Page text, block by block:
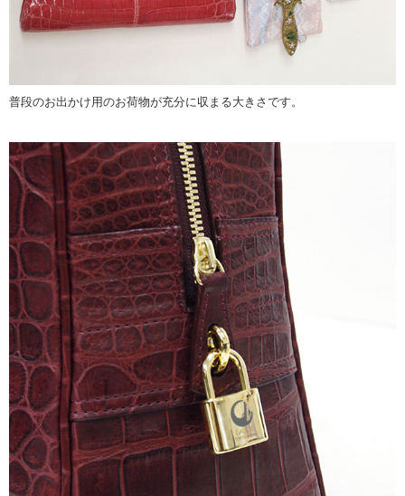
普段のお出かけ用のお荷物が充分に収まる大きさです。